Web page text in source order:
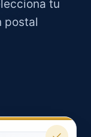
tu
postal